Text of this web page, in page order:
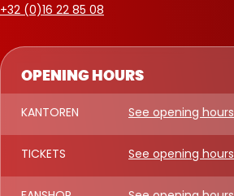
OPENING HOURS
KANTOREN See opening hours
TICKETS See opening hours
+32 (0)16 22 85 08